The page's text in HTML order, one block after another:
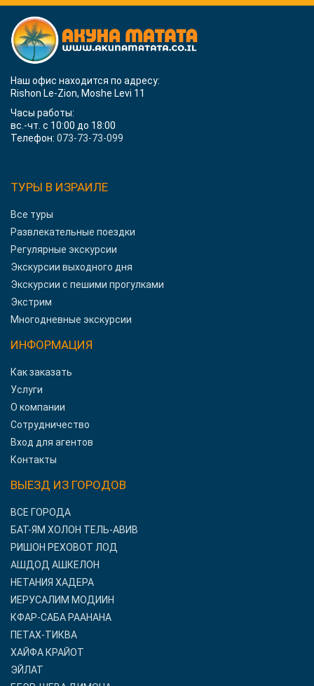
Наш офис находится по адресу:
Rishon Le-Zion, Moshe Levi 11
Часы работы:
вс.-чт. с 10:00 до 18:00
Телефон: 073-73-73-099
ТУРЫ В ИЗРАИЛЕ
Все туры
Развлекательные поездки
Регулярные экскурсии
Экскурсии выходного дня
Экскурсии с пешими прогулками
Экстрим
Многодневные экскурсии
ИНФОРМАЦИЯ
Как заказать
Услуги
О компании
Сотрудничество
Вход для агентов
Контакты
ВЫЕЗД ИЗ ГОРОДОВ
ВСЕ ГОРОДА
БАТ-ЯМ ХОЛОН ТЕЛЬ-АВИВ
РИШОН РЕХОВОТ ЛОД
АШДОД АШКЕЛОН
НЕТАНИЯ ХАДЕРА
ИЕРУСАЛИМ МОДИИН
КФАР-САБА РААНАНА
ПЕТАХ-ТИКВА
ХАЙФА КРАЙОТ
ЭЙЛАТ